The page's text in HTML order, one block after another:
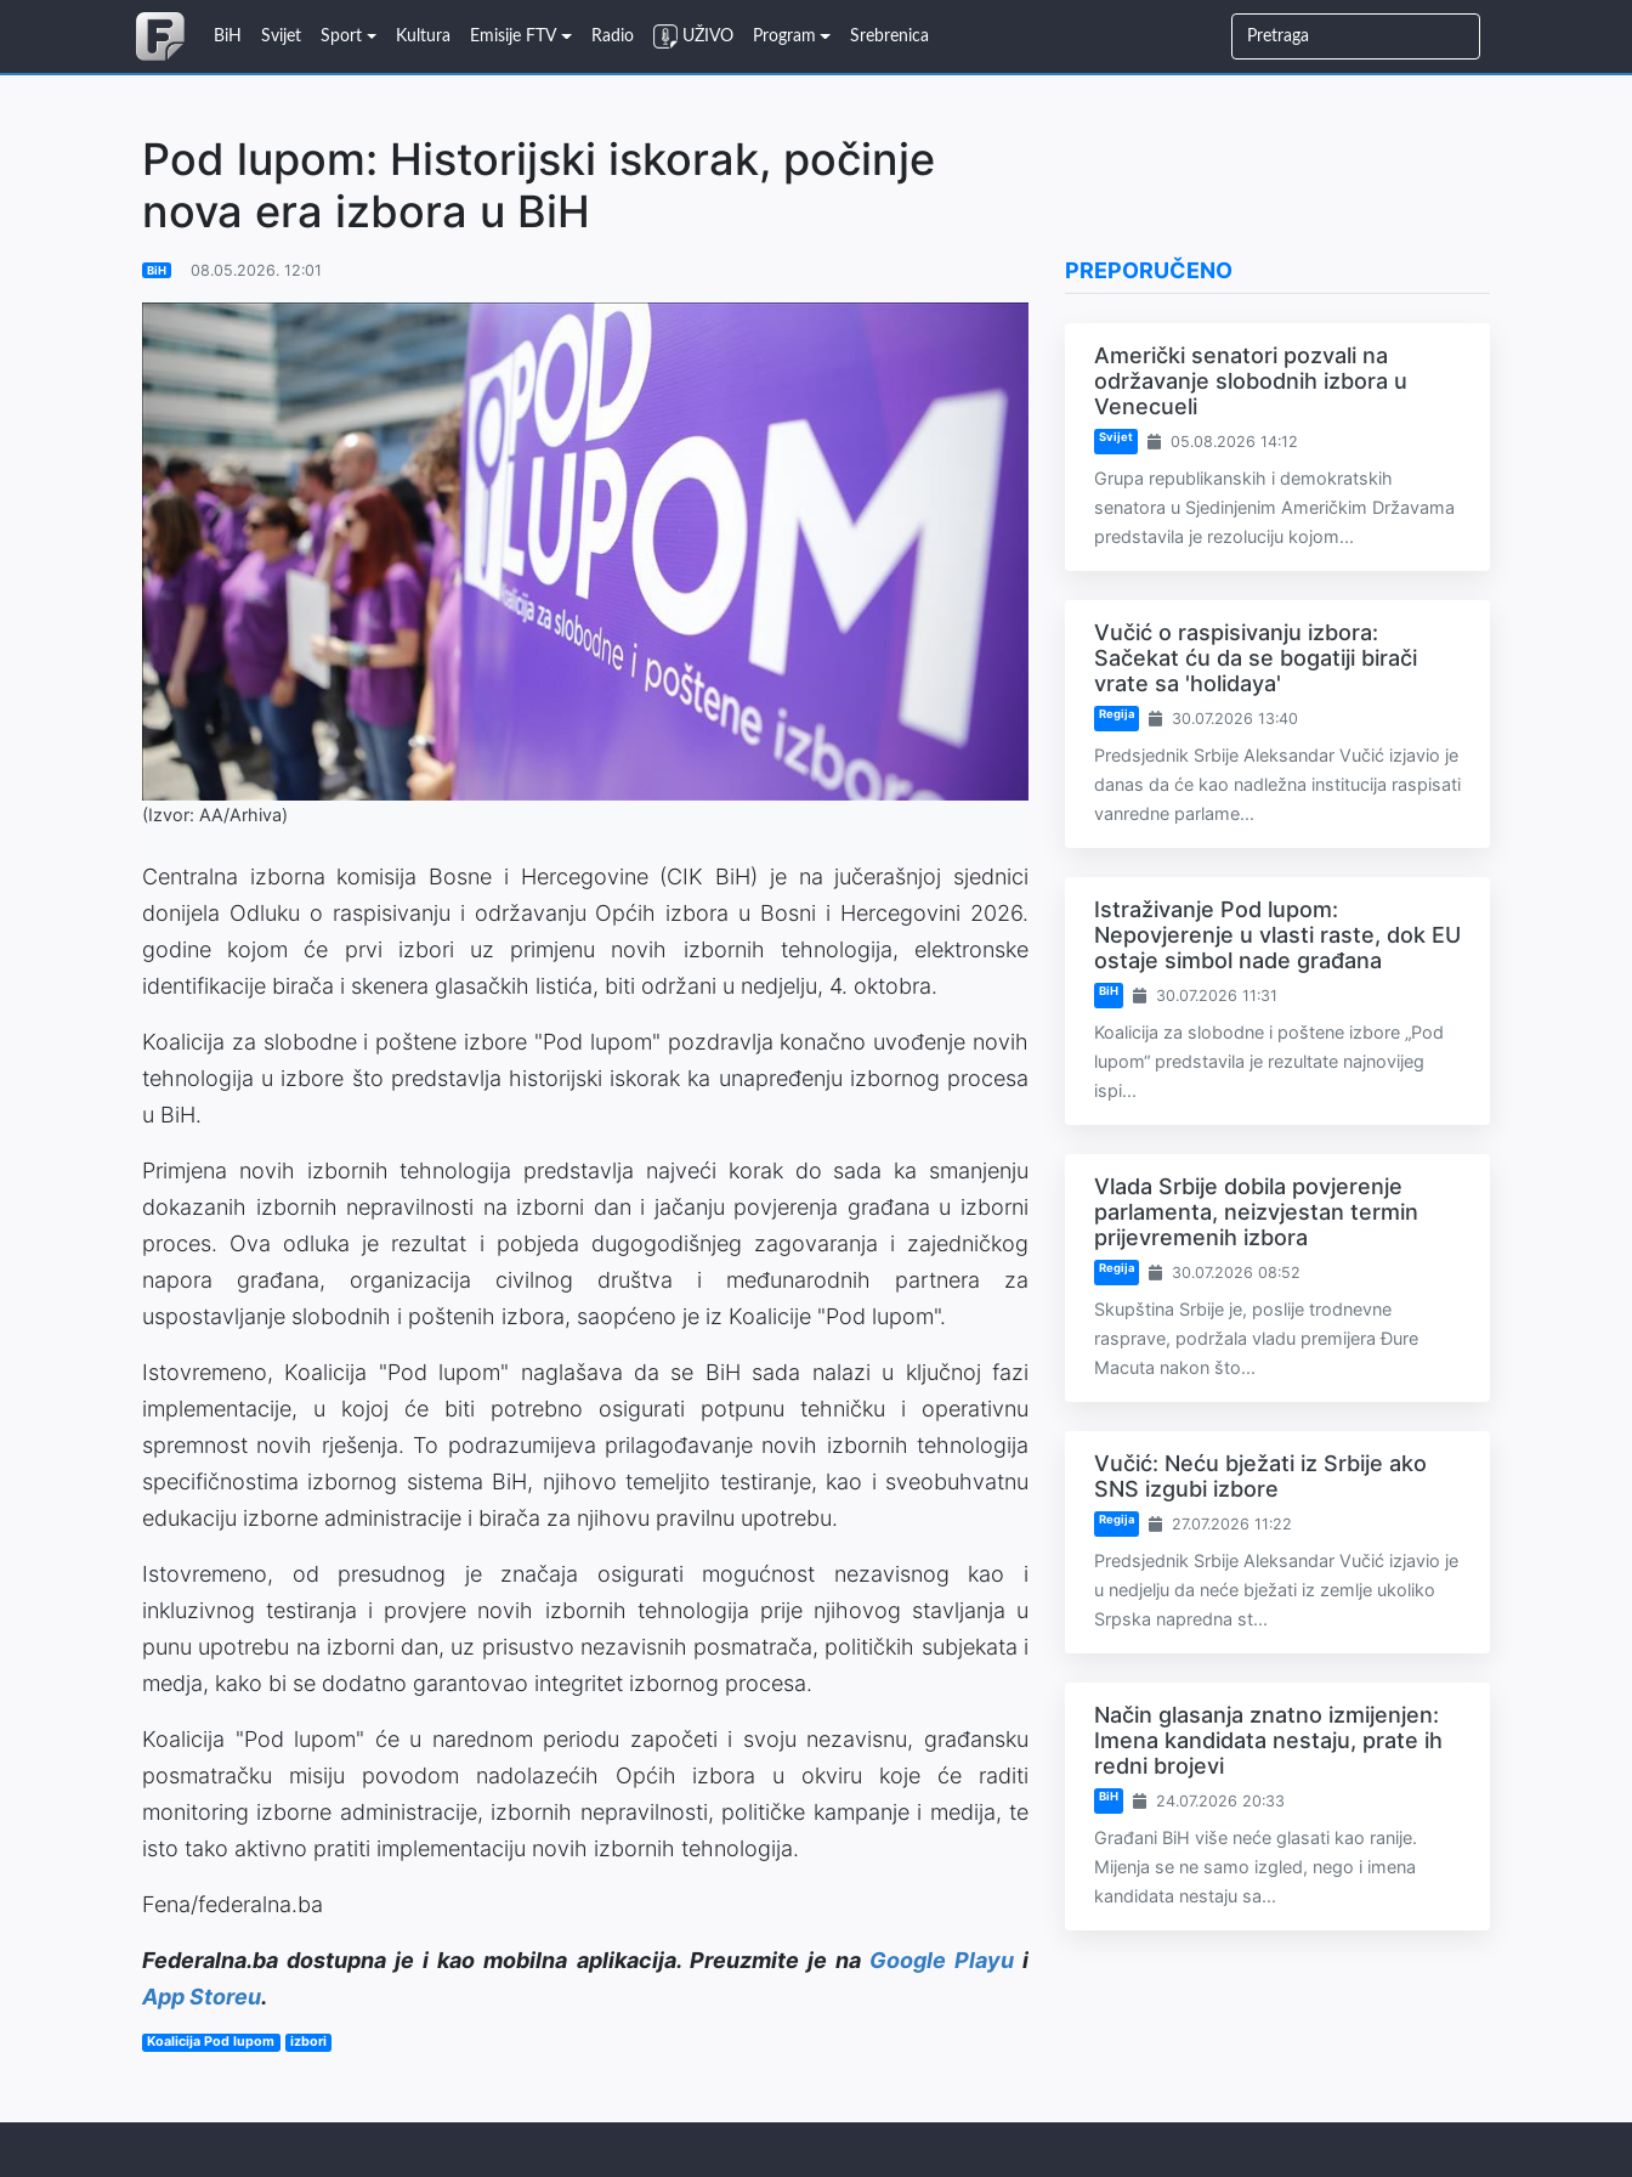
BiH Svijet Sport Kultura Emisije FTV Radio UŽIVO Program Srebrenica
Pod lupom: Historijski iskorak, počinje
nova era izbora u BiH
BiH 08.05.2026. 12:01
(Izvor: AA/Arhiva)
Centralna izborna komisija Bosne i Hercegovine (CIK BiH) je na jučerašnjoj sjednici
donijela Odluku o raspisivanju i održavanju Općih izbora u Bosni i Hercegovini 2026.
godine kojom će prvi izbori uz primjenu novih izbornih tehnologija, elektronske
identifikacije birača i skenera glasačkih listića, biti održani u nedjelju, 4. oktobra.
Koalicija za slobodne i poštene izbore "Pod lupom" pozdravlja konačno uvođenje novih
tehnologija u izbore što predstavlja historijski iskorak ka unapređenju izbornog procesa
u BiH.
Primjena novih izbornih tehnologija predstavlja najveći korak do sada ka smanjenju
dokazanih izbornih nepravilnosti na izborni dan i jačanju povjerenja građana u izborni
proces. Ova odluka je rezultat i pobjeda dugogodišnjeg zagovaranja i zajedničkog
napora građana, organizacija civilnog društva i međunarodnih partnera za
uspostavljanje slobodnih i poštenih izbora, saopćeno je iz Koalicije "Pod lupom".
Istovremeno, Koalicija "Pod lupom" naglašava da se BiH sada nalazi u ključnoj fazi
implementacije, u kojoj će biti potrebno osigurati potpunu tehničku i operativnu
spremnost novih rješenja. To podrazumijeva prilagođavanje novih izbornih tehnologija
specifičnostima izbornog sistema BiH, njihovo temeljito testiranje, kao i sveobuhvatnu
edukaciju izborne administracije i birača za njihovu pravilnu upotrebu.
Istovremeno, od presudnog je značaja osigurati mogućnost nezavisnog kao i
inkluzivnog testiranja i provjere novih izbornih tehnologija prije njihovog stavljanja u
punu upotrebu na izborni dan, uz prisustvo nezavisnih posmatrača, političkih subjekata i
medja, kako bi se dodatno garantovao integritet izbornog procesa.
Koalicija "Pod lupom" će u narednom periodu započeti i svoju nezavisnu, građansku
posmatračku misiju povodom nadolazećih Općih izbora u okviru koje će raditi
monitoring izborne administracije, izbornih nepravilnosti, političke kampanje i medija, te
isto tako aktivno pratiti implementaciju novih izbornih tehnologija.
Fena/federalna.ba
Federalna.ba dostupna je i kao mobilna aplikacija. Preuzmite je na Google Playui
App Storeu.
Koalicija Pod lupom izbori
PREPORUČENO
Američki senatori pozvali na
održavanje slobodnih izbora u
Venecueli
Svijet 05.08.2026 14:12
Grupa republikanskih i demokratskih
senatora u Sjedinjenim Američkim Državama
predstavila je rezoluciju kojom...
Vučić o raspisivanju izbora:
Sačekat ću da se bogatiji birači
vrate sa 'holidaya'
Regija 30.07.2026 13:40
Predsjednik Srbije Aleksandar Vučić izjavio je
danas da će kao nadležna institucija raspisati
vanredne parlame...
Istraživanje Pod lupom:
Nepovjerenje u vlasti raste, dok EU
ostaje simbol nade građana
BiH 30.07.2026 11:31
Koalicija za slobodne i poštene izbore „Pod
lupom“ predstavila je rezultate najnovijeg
ispi...
Vlada Srbije dobila povjerenje
parlamenta, neizvjestan termin
prijevremenih izbora
Regija 30.07.2026 08:52
Skupština Srbije je, poslije trodnevne
rasprave, podržala vladu premijera Đure
Macuta nakon što...
Vučić: Neću bježati iz Srbije ako
SNS izgubi izbore
Regija 27.07.2026 11:22
Predsjednik Srbije Aleksandar Vučić izjavio je
u nedjelju da neće bježati iz zemlje ukoliko
Srpska napredna st...
Način glasanja znatno izmijenjen:
Imena kandidata nestaju, prate ih
redni brojevi
BiH 24.07.2026 20:33
Građani BiH više neće glasati kao ranije.
Mijenja se ne samo izgled, nego i imena
kandidata nestaju sa...